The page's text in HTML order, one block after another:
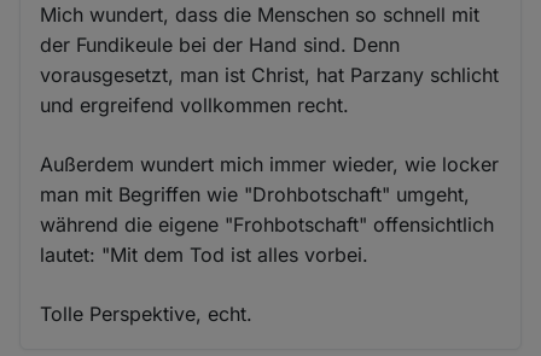
Mich wundert, dass die Menschen so schnell mit
der Fundikeule bei der Hand sind. Denn
vorausgesetzt, man ist Christ, hat Parzany schlicht
und ergreifend vollkommen recht.
Außerdem wundert mich immer wieder, wie locker
man mit Begriffen wie "Drohbotschaft" umgeht,
während die eigene "Frohbotschaft" offensichtlich
lautet: "Mit dem Tod ist alles vorbei.
Tolle Perspektive, echt.